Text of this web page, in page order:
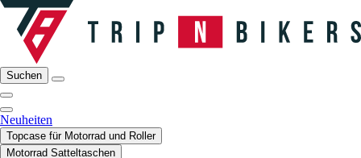
Suchen
Neuheiten
Topcase für Motorrad und Roller
Motorrad Satteltaschen